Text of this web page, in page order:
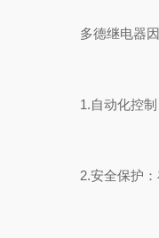
多德继电器因
1.自动化控制：
2.安全保护：在